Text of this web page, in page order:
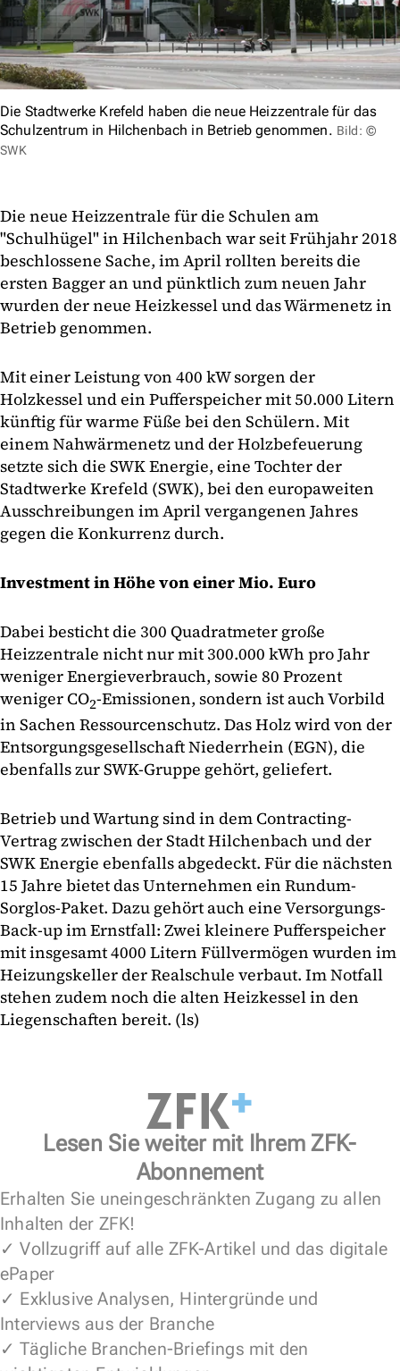
Die Stadtwerke Krefeld haben die neue Heizzentrale für das
Schulzentrum in Hilchenbach in Betrieb genommen. Bild: ©
SWK
Die neue Heizzentrale für die Schulen am
"Schulhügel" in Hilchenbach war seit Frühjahr 2018
beschlossene Sache, im April rollten bereits die
ersten Bagger an und pünktlich zum neuen Jahr
wurden der neue Heizkessel und das Wärmenetz in
Betrieb genommen.
Mit einer Leistung von 400 kW sorgen der
Holzkessel und ein Pufferspeicher mit 50.000 Litern
künftig für warme Füße bei den Schülern. Mit
einem Nahwärmenetz und der Holzbefeuerung
setzte sich die SWK Energie, eine Tochter der
Stadtwerke Krefeld (SWK), bei den europaweiten
Ausschreibungen im April vergangenen Jahres
gegen die Konkurrenz durch.
Investment in Höhe von einer Mio. Euro
Dabei besticht die 300 Quadratmeter große
Heizzentrale nicht nur mit 300.000 kWh pro Jahr
weniger Energieverbrauch, sowie 80 Prozent
weniger CO2-Emissionen, sondern ist auch Vorbild
in Sachen Ressourcenschutz. Das Holz wird von der
Entsorgungsgesellschaft Niederrhein (EGN), die
ebenfalls zur SWK-Gruppe gehört, geliefert.
Betrieb und Wartung sind in dem Contracting-
Vertrag zwischen der Stadt Hilchenbach und der
SWK Energie ebenfalls abgedeckt. Für die nächsten
15 Jahre bietet das Unternehmen ein Rundum-
Sorglos-Paket. Dazu gehört auch eine Versorgungs-
Back-up im Ernstfall: Zwei kleinere Pufferspeicher
mit insgesamt 4000 Litern Füllvermögen wurden im
Heizungskeller der Realschule verbaut. Im Notfall
stehen zudem noch die alten Heizkessel in den
Liegenschaften bereit. (ls)
Lesen Sie weiter mit Ihrem ZFK-
Abonnement
Erhalten Sie uneingeschränkten Zugang zu allen
Inhalten der ZFK!
✓ Vollzugriff auf alle ZFK-Artikel und das digitale
ePaper
✓ Exklusive Analysen, Hintergründe und
Interviews aus der Branche
✓ Tägliche Branchen-Briefings mit den